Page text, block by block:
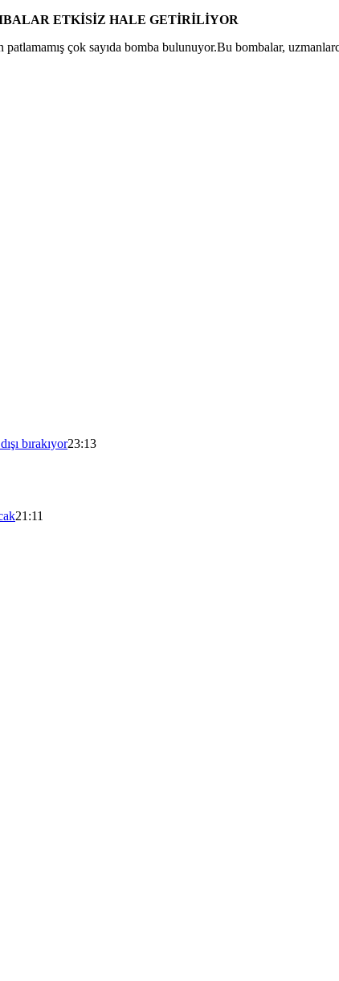
ETKİSİZ HALE GETİRİLİYOR
çok sayıda bomba bulunuyor.Bu bombalar,
bırakıyor23:13
21:11